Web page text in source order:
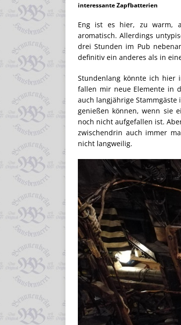
interessante Zapfbatterien
Eng ist es hier, zu warm,
aromatisch. Allerdings
drei Stunden im Pub
definitiv ein anderes als in
Stundenlang könnte ich hier
fallen mir neue Elemente in
auch langjährige
genießen können, wenn sie
noch nicht aufgefallen ist.
zwischendrin auch immer
nicht langweilig.